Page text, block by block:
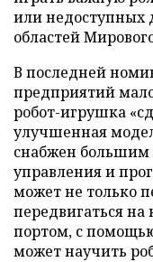
или недоступных
областей
В последней
предприятий
робот-игрушка
улучшенная
снабжен большим
управления и
может не только
передвигаться на
портом, с
может научить